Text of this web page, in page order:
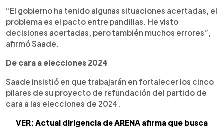
“El gobierno ha tenido algunas situaciones acertadas, el
problema es el pacto entre pandillas. He visto
decisiones acertadas, pero también muchos errores”,
afirmó Saade.
De cara a elecciones 2024
Saade insistió en que trabajarán en fortalecer los cinco
pilares de su proyecto de refundación del partido de
cara a las elecciones de 2024.
VER: Actual dirigencia de ARENA afirma que busca